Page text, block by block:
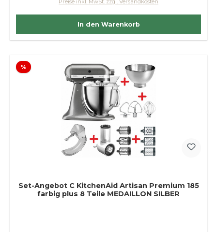
Preise inkl. MwSt. zzgl. Versandkosten
In den Warenkorb
%Rabatt
Set-Angebot C KitchenAid Artisan Premium 185
farbig plus 8 Teile MEDAILLON SILBER